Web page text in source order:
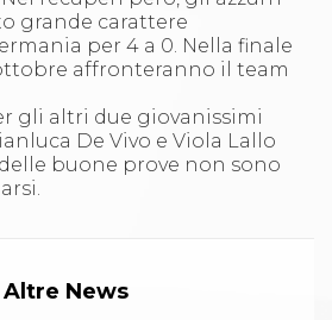
grande carattere
per 4 a 0. Nella finale
affronteranno il team
gli altri due giovanissimi
De Vivo e Viola Lallo
buone prove non sono
Altre News